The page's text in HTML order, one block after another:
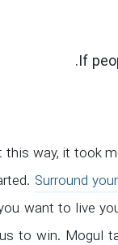
If
this way, it took
Surround
want to live
to win. Mogul